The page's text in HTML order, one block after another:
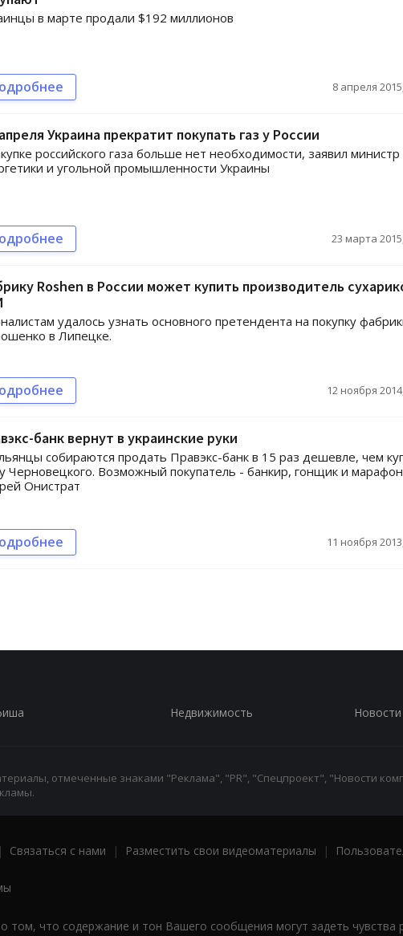
в марте продали $192 миллионов
8 апреля
Украина прекратит покупать газ у России
российского газа больше нет необходимости, заявил министр
и угольной промышленности Украины
23 марта
Roshen в России может купить производитель
удалось узнать основного претендента на покупку
в Липецке.
12 ноября
банк вернут в украинские руки
собираются продать Правэкс-банк в 15 раз дешевле, чем
Черновецкого. Возможный покупатель - банкир, гонщик и
Онистрат
11 ноября
Недвижимость Новости
отмеченные знаками "Реклама", "PR", "Спецпроект", "Новости
Связаться с нами | Разместить свои видеоматериалы |
том, что содержание и тон Вашего сообщения могут задеть чувства